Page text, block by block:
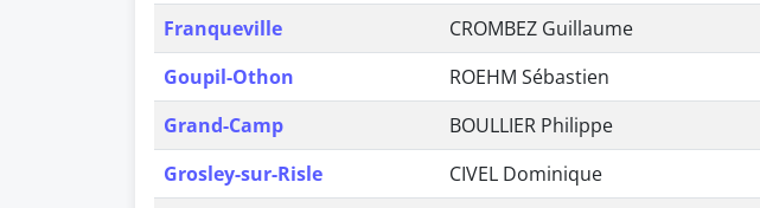
Franqueville
CROMBEZ Guillaume
Goupil-Othon
ROEHM Sébastien
Grand-Camp
BOULLIER Philippe
Grosley-sur-Risle
CIVEL Dominique